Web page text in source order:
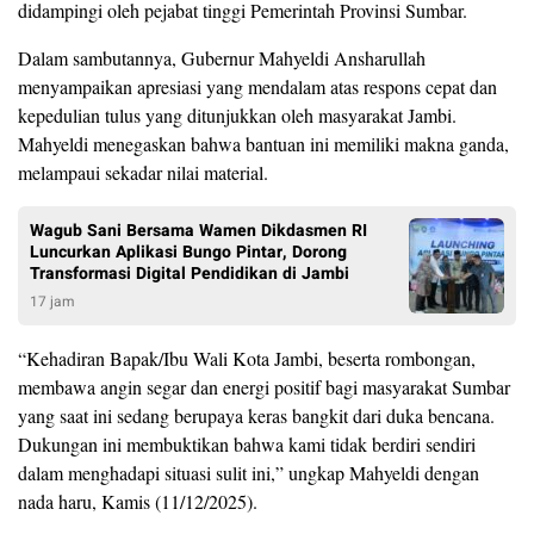
didampingi oleh pejabat tinggi Pemerintah Provinsi Sumbar.
Dalam sambutannya, Gubernur Mahyeldi Ansharullah
menyampaikan apresiasi yang mendalam atas respons cepat dan
kepedulian tulus yang ditunjukkan oleh masyarakat Jambi.
Mahyeldi menegaskan bahwa bantuan ini memiliki makna ganda,
melampaui sekadar nilai material.
Wagub Sani Bersama Wamen Dikdasmen RI
Luncurkan Aplikasi Bungo Pintar, Dorong
Transformasi Digital Pendidikan di Jambi
17 jam
“Kehadiran Bapak/Ibu Wali Kota Jambi, beserta rombongan,
membawa angin segar dan energi positif bagi masyarakat Sumbar
yang saat ini sedang berupaya keras bangkit dari duka bencana.
Dukungan ini membuktikan bahwa kami tidak berdiri sendiri
dalam menghadapi situasi sulit ini,” ungkap Mahyeldi dengan
nada haru, Kamis (11/12/2025).